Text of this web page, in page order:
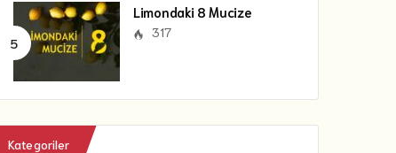
Limondaki 8 Mucize
317
Kategoriler